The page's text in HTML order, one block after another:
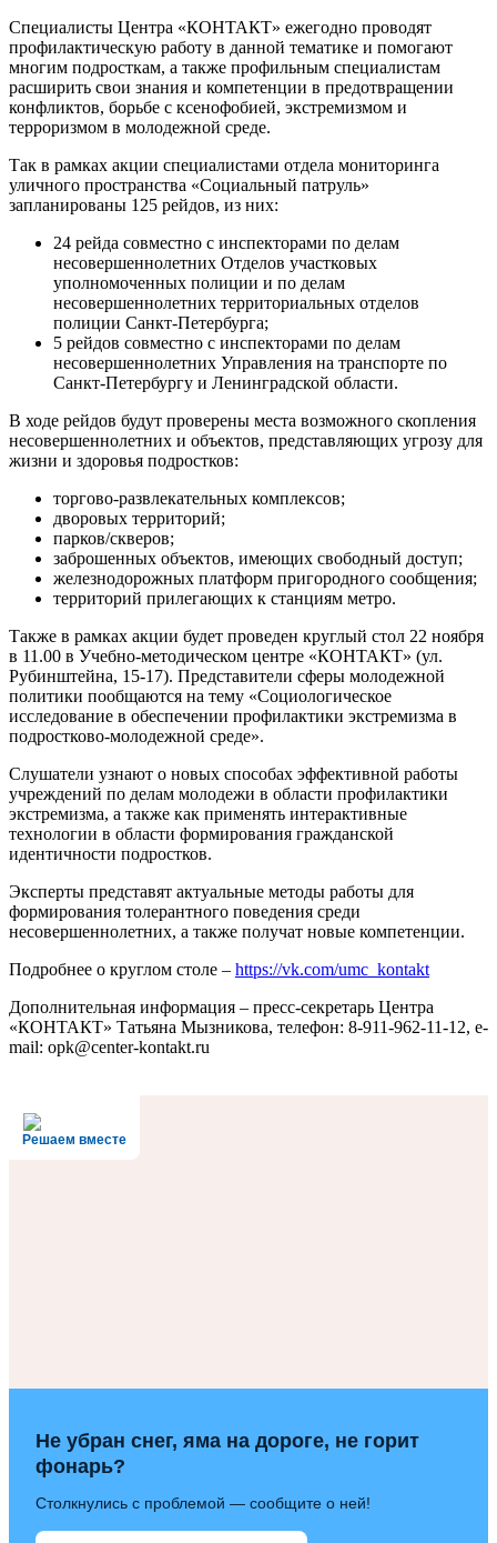
Специалисты Центра «КОНТАКТ» ежегодно проводят
профилактическую работу в данной тематике и помогают
многим подросткам, а также профильным специалистам
расширить свои знания и компетенции в предотвращении
конфликтов, борьбе с ксенофобией, экстремизмом и
терроризмом в молодежной среде.
Так в рамках акции специалистами отдела мониторинга
уличного пространства «Социальный патруль»
запланированы 125 рейдов, из них:
24 рейда совместно с инспекторами по делам
несовершеннолетних Отделов участковых
уполномоченных полиции и по делам
несовершеннолетних территориальных отделов
полиции Санкт-Петербурга;
5 рейдов совместно с инспекторами по делам
несовершеннолетних Управления на транспорте по
Санкт-Петербургу и Ленинградской области.
В ходе рейдов будут проверены места возможного скопления
несовершеннолетних и объектов, представляющих угрозу для
жизни и здоровья подростков:
торгово-развлекательных комплексов;
дворовых территорий;
парков/скверов;
заброшенных объектов, имеющих свободный доступ;
железнодорожных платформ пригородного сообщения;
территорий прилегающих к станциям метро.
Также в рамках акции будет проведен круглый стол 22 ноября
в 11.00 в Учебно-методическом центре «КОНТАКТ» (ул.
Рубинштейна, 15-17). Представители сферы молодежной
политики пообщаются на тему «Социологическое
исследование в обеспечении профилактики экстремизма в
подростково-молодежной среде».
Слушатели узнают о новых способах эффективной работы
учреждений по делам молодежи в области профилактики
экстремизма, а также как применять интерактивные
технологии в области формирования гражданской
идентичности подростков.
Эксперты представят актуальные методы работы для
формирования толерантного поведения среди
несовершеннолетних, а также получат новые компетенции.
Подробнее о круглом столе – https://vk.com/umc_kontakt
Дополнительная информация – пресс-секретарь Центра
«КОНТАКТ» Татьяна Мызникова, телефон: 8-911-962-11-12, e-
mail: opk@center-kontakt.ru
Решаем вместе
Не убран снег, яма на дороге, не горит
фонарь?
Столкнулись с проблемой — сообщите о ней!